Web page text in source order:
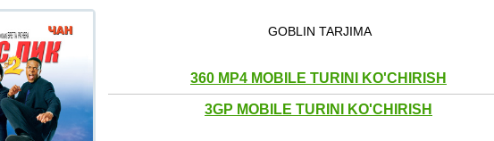
GOBLIN TARJIMA
360 MP4 MOBILE TURINI KO'CHIRISH
3GP MOBILE TURINI KO'CHIRISH